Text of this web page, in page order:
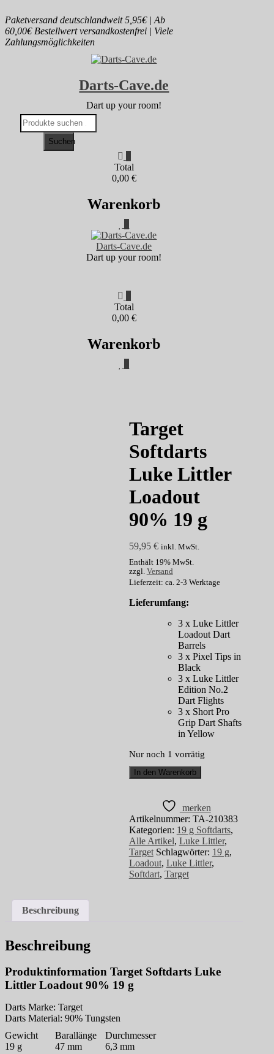
to
content
Paketversand deutschlandweit 5,95€ | Ab
60,00€ Bestellwert versandkostenfrei | Viele
Zahlungsmöglichkeiten
Darts-Cave.de
Dart up your room!
Suchen
nach:
Suchen
Total
0,00 €
Warenkorb
Darts-Cave.de
Dart up your room!
Total
0,00 €
Warenkorb
Target
Softdarts
Luke Littler
Loadout
90% 19 g
59,95 € inkl. MwSt.
Enthält 19% MwSt.
zzgl. Versand
Lieferzeit: ca. 2-3 Werktage
Lieferumfang:
3 x Luke Littler
Loadout Dart
Barrels
3 x Pixel Tips in
Black
3 x Luke Littler
Edition No.2
Dart Flights
3 x Short Pro
Grip Dart Shafts
in Yellow
Nur noch 1 vorrätig
Target
Softdarts
Loadout
90%
19
g
Menge
In den Warenkorb
merken
Artikelnummer: TA-210383
Kategorien: 19 g Softdarts,
Alle Artikel, Luke Littler,
Target Schlagwörter: 19 g,
Loadout, Luke Littler,
Softdart, Target
Beschreibung
Beschreibung
Produktinformation Target Softdarts Luke
Littler Loadout 90% 19 g
Darts Marke: Target
Darts Material: 90% Tungsten
Gewicht
Barallänge
Durchmesser
19 g
47 mm
6,3 mm